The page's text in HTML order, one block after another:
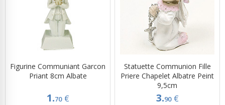
Figurine Communiant Garcon
Priant 8cm Albate
1.70 €
Statuette Communion Fille
Priere Chapelet Albatre Peint
9,5cm
3.90 €